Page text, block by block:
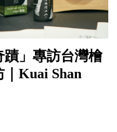
蹟」專訪台灣檜
Kuai Shan